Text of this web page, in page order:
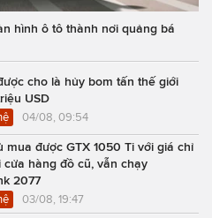
hình ô tô thành nơi quảng bá
cho là hủy bom tấn thế giới
USD
04/08, 09:54
mua được GTX 1050 Ti với giá chỉ
cửa hàng đồ cũ, vẫn chạy
2077
03/08, 19:47